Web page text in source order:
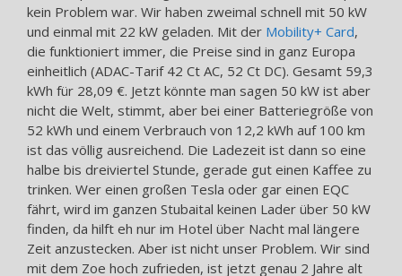
kein Problem war. Wir haben zweimal schnell mit 50 kW
und einmal mit 22 kW geladen. Mit der Mobility+ Card,
die funktioniert immer, die Preise sind in ganz Europa
einheitlich (ADAC-Tarif 42 Ct AC, 52 Ct DC). Gesamt 59,3
kWh für 28,09 €. Jetzt könnte man sagen 50 kW ist aber
nicht die Welt, stimmt, aber bei einer Batteriegröße von
52 kWh und einem Verbrauch von 12,2 kWh auf 100 km
ist das völlig ausreichend. Die Ladezeit ist dann so eine
halbe bis dreiviertel Stunde, gerade gut einen Kaffee zu
trinken. Wer einen großen Tesla oder gar einen EQC
fährt, wird im ganzen Stubaital keinen Lader über 50 kW
finden, da hilft eh nur im Hotel über Nacht mal längere
Zeit anzustecken. Aber ist nicht unser Problem. Wir sind
mit dem Zoe hoch zufrieden, ist jetzt genau 2 Jahre alt